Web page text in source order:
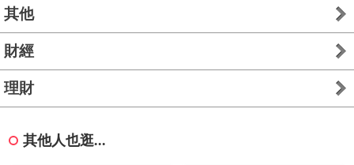
其他
財經
理財
其他人也逛...